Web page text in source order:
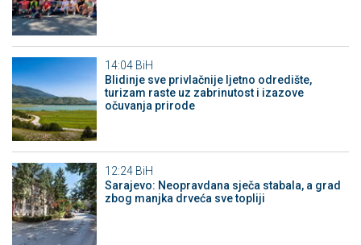
14:04 BiH
Blidinje sve privlačnije ljetno odredište,
turizam raste uz zabrinutost i izazove
očuvanja prirode
12:24 BiH
Sarajevo: Neopravdana sječa stabala, a grad
zbog manjka drveća sve topliji